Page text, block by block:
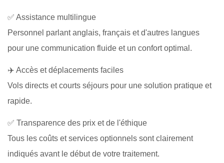
✅ Assistance multilingue
Personnel parlant anglais, français et d'autres langues
pour une communication fluide et un confort optimal.
✈️ Accès et déplacements faciles
Vols directs et courts séjours pour une solution pratique et
rapide.
✅ Transparence des prix et de l'éthique
Tous les coûts et services optionnels sont clairement
indiqués avant le début de votre traitement.